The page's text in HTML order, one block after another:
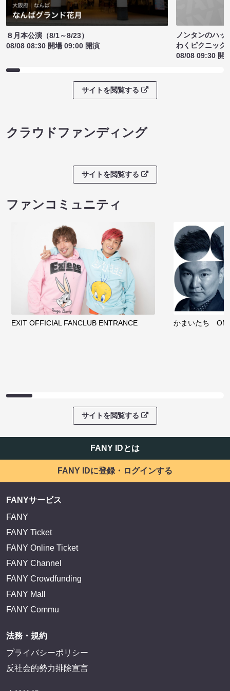
８月本公演（8/1～8/23）
08/08 08:30 開場 09:00 開演
ノンタンのハッ
わくピクニック
08/08 09:30 開
サイトを閲覧する
クラウドファンディング
サイトを閲覧する
ファンコミュニティ
EXIT OFFICIAL FANCLUB ENTRANCE かまいたち
サイトを閲覧する
FANY IDとは
FANY IDに登録・ログインする
FANYサービス
FANY
FANY Ticket
FANY Online Ticket
FANY Channel
FANY Crowdfunding
FANY Mall
FANY Commu
法務・規約
プライバシーポリシー
反社会的勢力排除宣言